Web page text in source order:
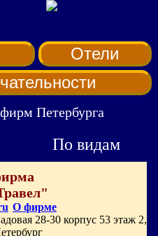
Отели
Петербурга
По видам
О фирме
28-30 корпус 53 этаж 2,